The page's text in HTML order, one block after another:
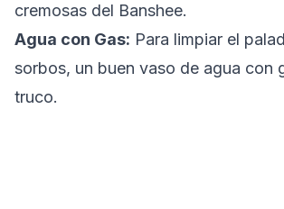
cremosas del Banshee.
Agua con Gas: Para limpiar el
sorbos, un buen vaso de agua con
truco.